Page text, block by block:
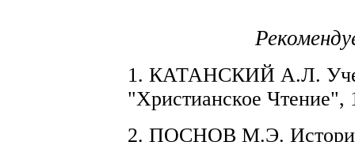
1. КАТАНСКИЙ А.Л.
"Христианское Чтение",
2. ПОСНОВ М.Э.